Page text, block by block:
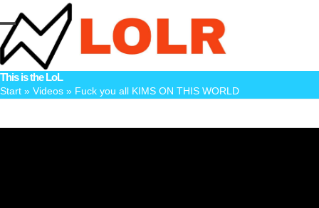
to
content
Open
mobile
menu
Close
mobile
menu
This is the LoL
Start » Videos » Fuck you all KIMS ON THIS WORLD